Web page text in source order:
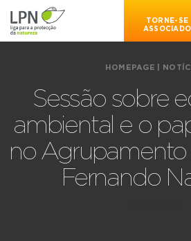
TORNE-SE
ASSOCIADO
HOMEPAGE
Sessão sobre
ambiental e o
no Agrupamento
Fernando